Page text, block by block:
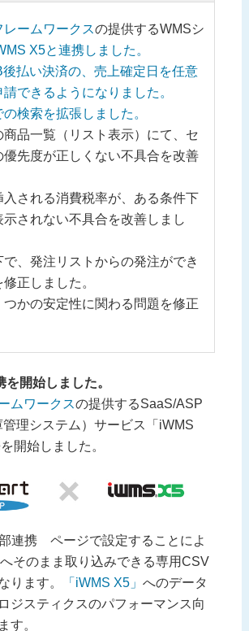
ームワークスの提供するWMSシ
X5と連携しました。
払い決済の、売上確定日を任意
できるようになりました。
検索を拡張しました。
商品一覧（リスト表示）にて、セ
優先度が正しくない不具合を改善
入される消費税率が、ある条件下
示されない不具合を改善しまし
で、発注リストからの発注ができ
正しました。
つかの安定性に関わる問題を修正
開始しました。
ムワークスの提供するSaaS/ASP
理システム）サービス「iWMS
開始しました。
連携 ページで設定することによ
そのまま取り込みできる専用CSV
ります。
「iWMS X5」 へのデータ
ジスティクスのパフォーマンス向
す。